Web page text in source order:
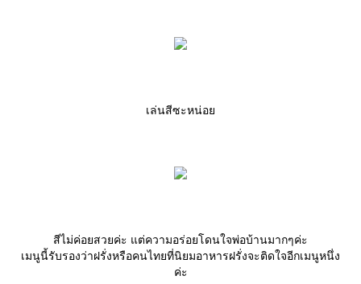
เล่นสีซะหน่อ
สีไม่ค่อยสวยค่ะ แต่ความอร่อยโดนใจพ่อบ้านมากๆค่ะ
เมนูนี้รับรองว่าฝรั่งหรือคนไทยที่นิยมอาหารฝรั่งจะติดใจอีกเมนูหนึ่ง
ค่ะ